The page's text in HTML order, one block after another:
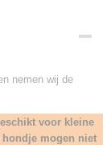
nemen wij de
voor kleine
hondje mogen niet